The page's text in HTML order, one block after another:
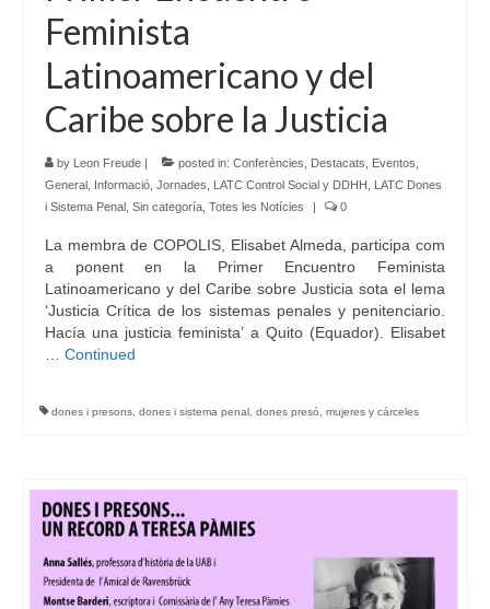
Feminista
Latinoamericano y del
Caribe sobre la Justicia
by Leon Freude | posted in: Conferències Destacats Eventos
General Informació Jornades LATC Control Social y DDHH
LATC Dones
i Sistema Penal Sin categoría Totes les Notícies | 0
La membra de COPOLIS, Elisabet Almeda, participa com
a ponent en la Primer Encuentro Feminista
Latinoamericano y del Caribe sobre Justicia sota el lema
‘Justicia Crítica de los sistemas penales y penitenciario.
Hacía una justicia feminista’ a Quito (Equador). Elisabet
Continued
dones i presons dones i sistema penal dones presó mujeres y cárceles